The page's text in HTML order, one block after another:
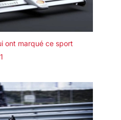
ont marqué ce sport